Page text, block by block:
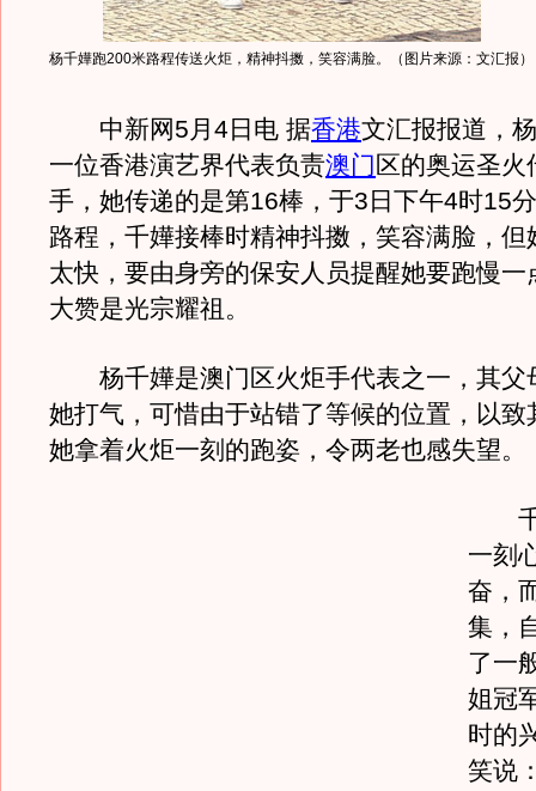
杨千嬅跑200米路程传送火炬，精神抖擞，笑容满脸。（图片来源：文汇报）
中新网5月4日电 据香港文汇报报道，
一位香港演艺界代表负责澳门区的奥运圣火
手，她传递的是第16棒，于3日下午4时15
路程，千嬅接棒时精神抖擞，笑容满脸，但
太快，要由身旁的保安人员提醒她要跑慢一
大赞是光宗耀祖。
杨千嬅是澳门区火炬手代表之一，其父
她打气，可惜由于站错了等候的位置，以致
她拿着火炬一刻的跑姿，令两老也感失望。
千
一刻
奋，
集，
了一
姐冠
时的
笑说